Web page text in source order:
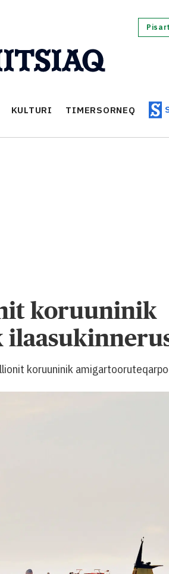
KULTURI TIMERSORNEQ
koruuninik
koruuninik